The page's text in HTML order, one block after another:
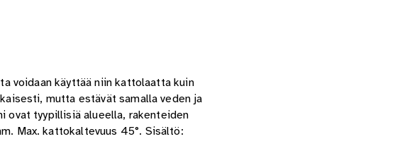
voidaan käyttää niin kattolaatta kuin
mutta estävät samalla veden ja
ovat tyypillisiä alueella, rakenteiden
Max. kattokaltevuus 45°. Sisältö: